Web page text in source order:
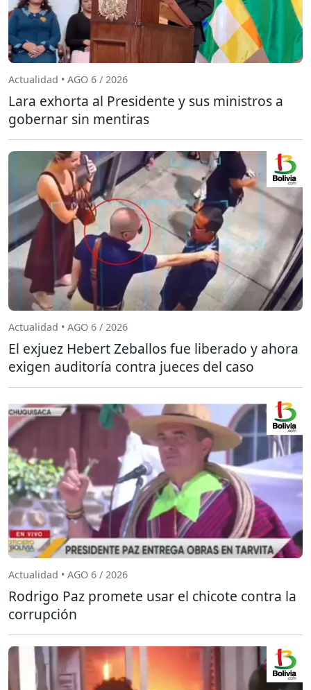
Actualidad • AGO 6 / 2026
Lara exhorta al Presidente y sus ministros a
gobernar sin mentiras
Actualidad • AGO 6 / 2026
El exjuez Hebert Zeballos fue liberado y ahora
exigen auditoría contra jueces del caso
Actualidad • AGO 6 / 2026
Rodrigo Paz promete usar el chicote contra la
corrupción